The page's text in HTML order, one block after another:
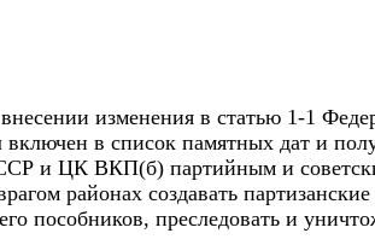
изменения в статью 1-1
в список памятных дат и
ЦК ВКП(б) партийным и советским
районах создавать
пособников, преследовать и